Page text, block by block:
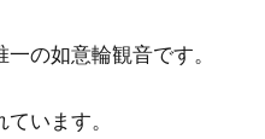
の如意輪観音です。
います。